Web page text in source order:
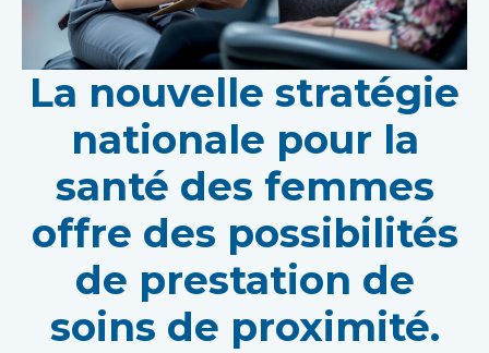
La nouvelle stratégie
nationale pour la
santé des femmes
offre des possibilités
de prestation de
soins de proximité.